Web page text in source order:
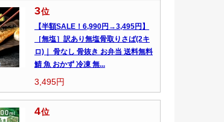
3位
【半額SALE！6,990円→3,495円】
［無塩］訳あり無塩骨取りさば(2キ
ロ)｜ 骨なし 骨抜き お弁当 送料無料
鯖 魚 おかず 冷凍 無...
3,495円
4位